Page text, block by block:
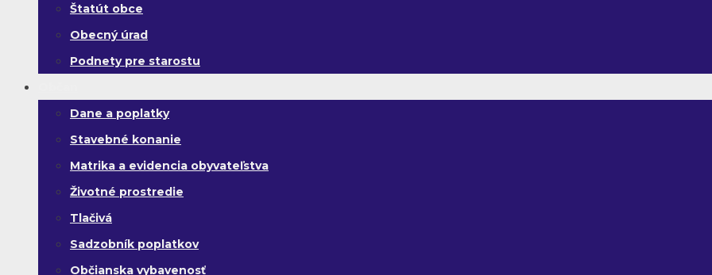
Štatút obce
Obecný úrad
Podnety pre starostu
Dane a poplatky
Stavebné konanie
Matrika a evidencia obyvateľstva
Životné prostredie
Tlačivá
Sadzobník poplatkov
Občianska vybavenosť